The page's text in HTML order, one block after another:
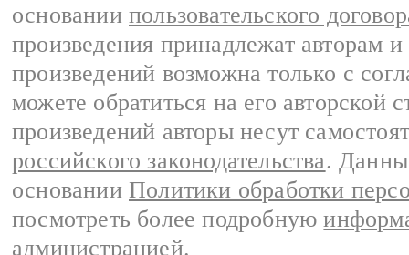
основании пользовательского
произведения принадлежат авторам
произведений возможна только с
можете обратиться на его авторской
произведений авторы несут
российского законодательства.
основании Политики обработки
посмотреть более подробную
администрацией.